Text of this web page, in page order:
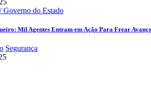
Mil Agentes Entram em Ação Para Frear
Segurança